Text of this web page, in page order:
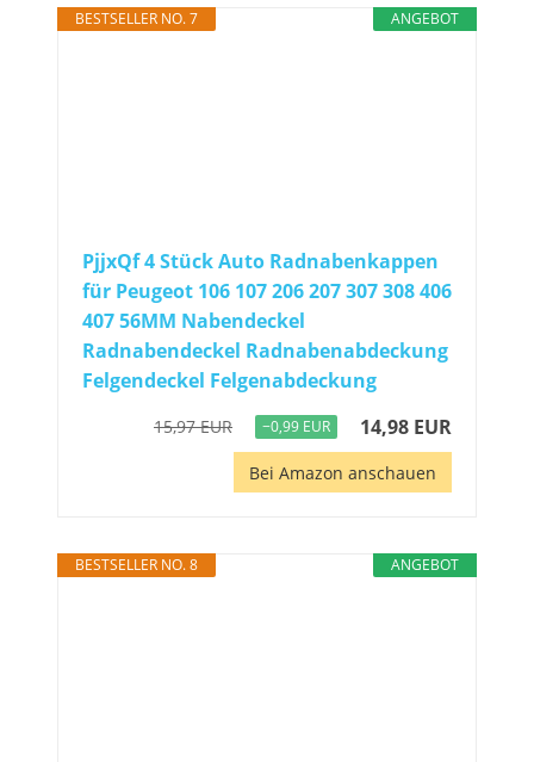
ANGEBOT
BESTSELLER NO. 7
PjjxQf 4 Stück Auto Radnabenkappen
für Peugeot 106 107 206 207 307 308 406
407 56MM Nabendeckel
Radnabendeckel Radnabenabdeckung
Felgendeckel Felgenabdeckung
15,97 EUR −0,99 EUR 14,98 EUR
Bei Amazon anschauen
ANGEBOT
BESTSELLER NO. 8